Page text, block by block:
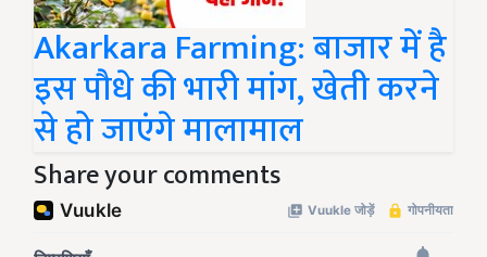
Akarkara Farming: बाजार में है
इस पौधे की भारी मांग, खेती करने
से हो जाएंगे मालामाल
Share your comments